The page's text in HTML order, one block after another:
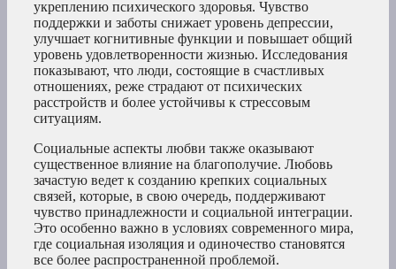
укреплению психического здоровья. Чувство
поддержки и заботы снижает уровень депрессии,
улучшает когнитивные функции и повышает общий
уровень удовлетворенности жизнью. Исследования
показывают, что люди, состоящие в счастливых
отношениях, реже страдают от психических
расстройств и более устойчивы к стрессовым
ситуациям.
Социальные аспекты любви также оказывают
существенное влияние на благополучие. Любовь
зачастую ведет к созданию крепких социальных
связей, которые, в свою очередь, поддерживают
чувство принадлежности и социальной интеграции.
Это особенно важно в условиях современного мира,
где социальная изоляция и одиночество становятся
все более распространенной проблемой.